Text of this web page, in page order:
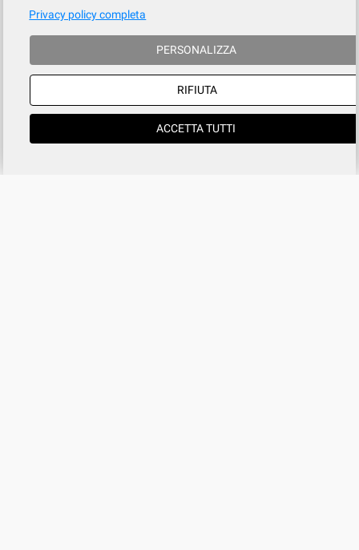
Privacy policy completa
PERSONALIZZA
RIFIUTA
ACCETTA TUTTI